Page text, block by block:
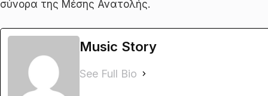
σύνορα της Μέσης Ανατολής.
Music Story
See Full Bio